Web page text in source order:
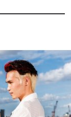
to our
from